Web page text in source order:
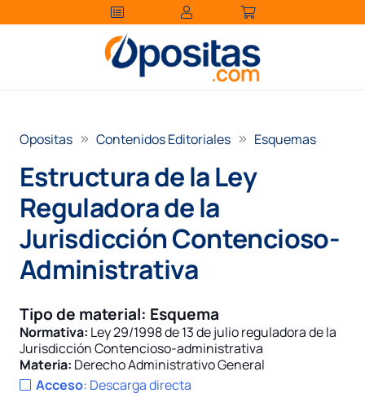
Opositas Contenidos Editoriales Esquemas
Estructura de la Ley
Reguladora de la
Jurisdicción Contencioso-
Administrativa
Tipo de material: Esquema
Normativa: Ley 29/1998 de 13 de julio reguladora de la
Jurisdicción Contencioso-administrativa
Materia: Derecho Administrativo General
Acceso: Descarga directa